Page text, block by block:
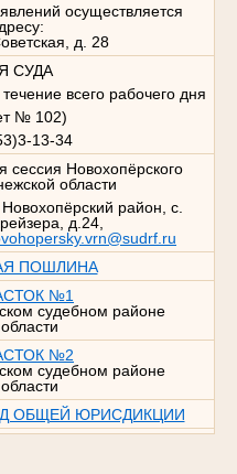
осуществляется
д. 28
СУДА
всего рабочего дня
№ 102)
13-34
сессия Новохопёрского
области
район, с.
д.24,
ПОШЛИНА
№1
судебном районе
№2
судебном районе
ОБЩЕЙ ЮРИСДИКЦИИ